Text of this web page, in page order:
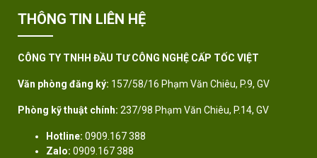
THÔNG TIN LIÊN HỆ
CÔNG TY TNHH ĐẦU TƯ CÔNG NGHỆ CẤP TỐC VIỆT
Văn phòng đăng ký: 157/58/16 Phạm Văn Chiêu, P.9, GV
Phòng kỹ thuật chính: 237/98 Phạm Văn Chiêu, P.14, GV
Hotline: 0909.167 388
Zalo: 0909.167 388